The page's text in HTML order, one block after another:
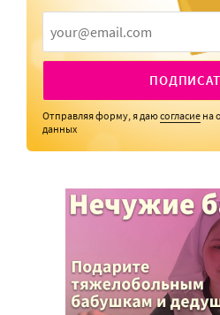
Отправляя форму, я даюсогласие на
данных